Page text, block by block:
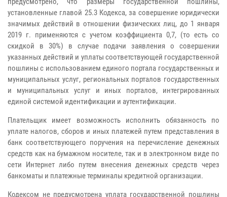
установленные главой 25.3 Кодекса, за совершение юридически
значимых действий в отношении физических лиц, до 1 января
2019 г. применяются с учетом коэффициента 0,7, (то есть со
скидкой в 30%) в случае подачи заявления о совершении
указанных действий и уплаты соответствующей государственной
пошлины с использованием единого портала государственных и
муниципальных услуг, региональных порталов государственных
и муниципальных услуг и иных порталов, интегрированных
единой системой идентификации и аутентификации.
Плательщик имеет возможность исполнить обязанность по
уплате налогов, сборов и иных платежей путем представления в
банк соответствующего поручения на перечисление денежных
средств как на бумажном носителе, так и в электронном виде по
сети Интернет либо путем внесения денежных средств через
банкоматы и платежные терминалы кредитной организации.
Кодексом не предусмотрена уплата государственной пошлины